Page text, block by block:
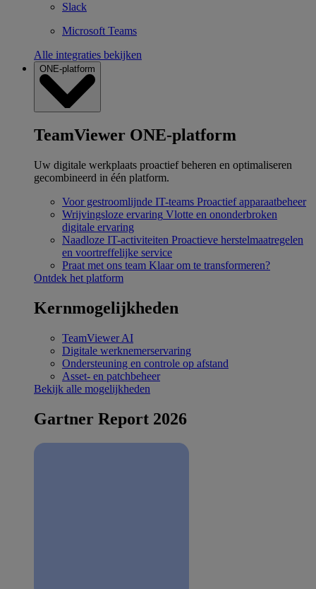
Slack
Microsoft Teams
Alle integraties bekijken
ONE-platform
TeamViewer ONE-platform
Uw digitale werkplaats proactief beheren en optimaliseren
gecombineerd in één platform.
Voor gestroomlijnde IT-teams Proactief apparaatbeheer
Wrijvingsloze ervaring Vlotte en ononderbroken
digitale ervaring
Naadloze IT-activiteiten Proactieve herstelmaatregelen
en voortreffelijke service
Praat met ons team Klaar om te transformeren?
Ontdek het platform
Kernmogelijkheden
TeamViewer AI
Digitale werknemerservaring
Ondersteuning en controle op afstand
Asset- en patchbeheer
Bekijk alle mogelijkheden
Gartner Report 2026